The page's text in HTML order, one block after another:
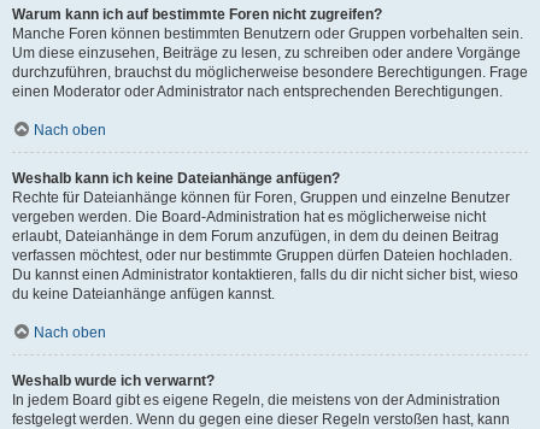
Warum kann ich auf bestimmte Foren nicht zugreifen?
Manche Foren können bestimmten Benutzern oder Gruppen vorbehalten sein.
Um diese einzusehen, Beiträge zu lesen, zu schreiben oder andere Vorgänge
durchzuführen, brauchst du möglicherweise besondere Berechtigungen. Frage
einen Moderator oder Administrator nach entsprechenden Berechtigungen.
Nach oben
Weshalb kann ich keine Dateianhänge anfügen?
Rechte für Dateianhänge können für Foren, Gruppen und einzelne Benutzer
vergeben werden. Die Board-Administration hat es möglicherweise nicht
erlaubt, Dateianhänge in dem Forum anzufügen, in dem du deinen Beitrag
verfassen möchtest, oder nur bestimmte Gruppen dürfen Dateien hochladen.
Du kannst einen Administrator kontaktieren, falls du dir nicht sicher bist, wieso
du keine Dateianhänge anfügen kannst.
Nach oben
Weshalb wurde ich verwarnt?
In jedem Board gibt es eigene Regeln, die meistens von der Administration
festgelegt werden. Wenn du gegen eine dieser Regeln verstoßen hast, kann